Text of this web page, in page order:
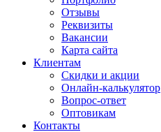
Отзывы
Реквизиты
Вакансии
Карта сайта
Клиентам
Скидки и акции
Онлайн-калькулятор
Вопрос-ответ
Оптовикам
Контакты